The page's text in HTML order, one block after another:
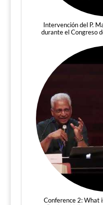
Intervención del P.
durante el Congreso
Conference 2: What